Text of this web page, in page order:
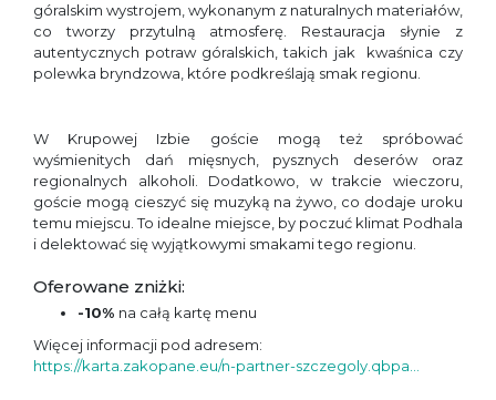
góralskim wystrojem, wykonanym z naturalnych materiałów,
co tworzy przytulną atmosferę. Restauracja słynie z
autentycznych potraw góralskich, takich jak kwaśnica czy
polewka bryndzowa, które podkreślają smak regionu.
W Krupowej Izbie goście mogą też spróbować
wyśmienitych dań mięsnych, pysznych deserów oraz
regionalnych alkoholi. Dodatkowo, w trakcie wieczoru,
goście mogą cieszyć się muzyką na żywo, co dodaje uroku
temu miejscu. To idealne miejsce, by poczuć klimat Podhala
i delektować się wyjątkowymi smakami tego regionu.
Oferowane zniżki:
-10% na całą kartę menu
Więcej informacji pod adresem:
https://karta.zakopane.eu/n-partner-szczegoly.qbpa...